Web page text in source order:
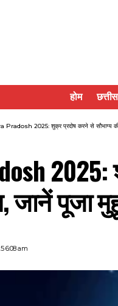
होम
Pradosh 2025: शुक्र प्रदोष करने से सौभाग्य की
जानें पूजा
6:08 am